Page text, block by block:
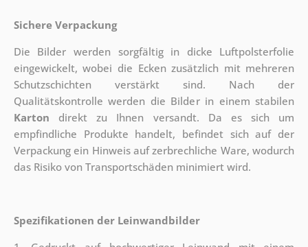
Sichere Verpackung
Die Bilder werden sorgfältig in dicke Luftpolsterfolie
eingewickelt, wobei die Ecken zusätzlich mit mehreren
Schutzschichten verstärkt sind. Nach der
Qualitätskontrolle werden die Bilder in einem stabilen
Karton direkt zu Ihnen versandt. Da es sich um
empfindliche Produkte handelt, befindet sich auf der
Verpackung ein Hinweis auf zerbrechliche Ware, wodurch
das Risiko von Transportschäden minimiert wird.
Spezifikationen der Leinwandbilder